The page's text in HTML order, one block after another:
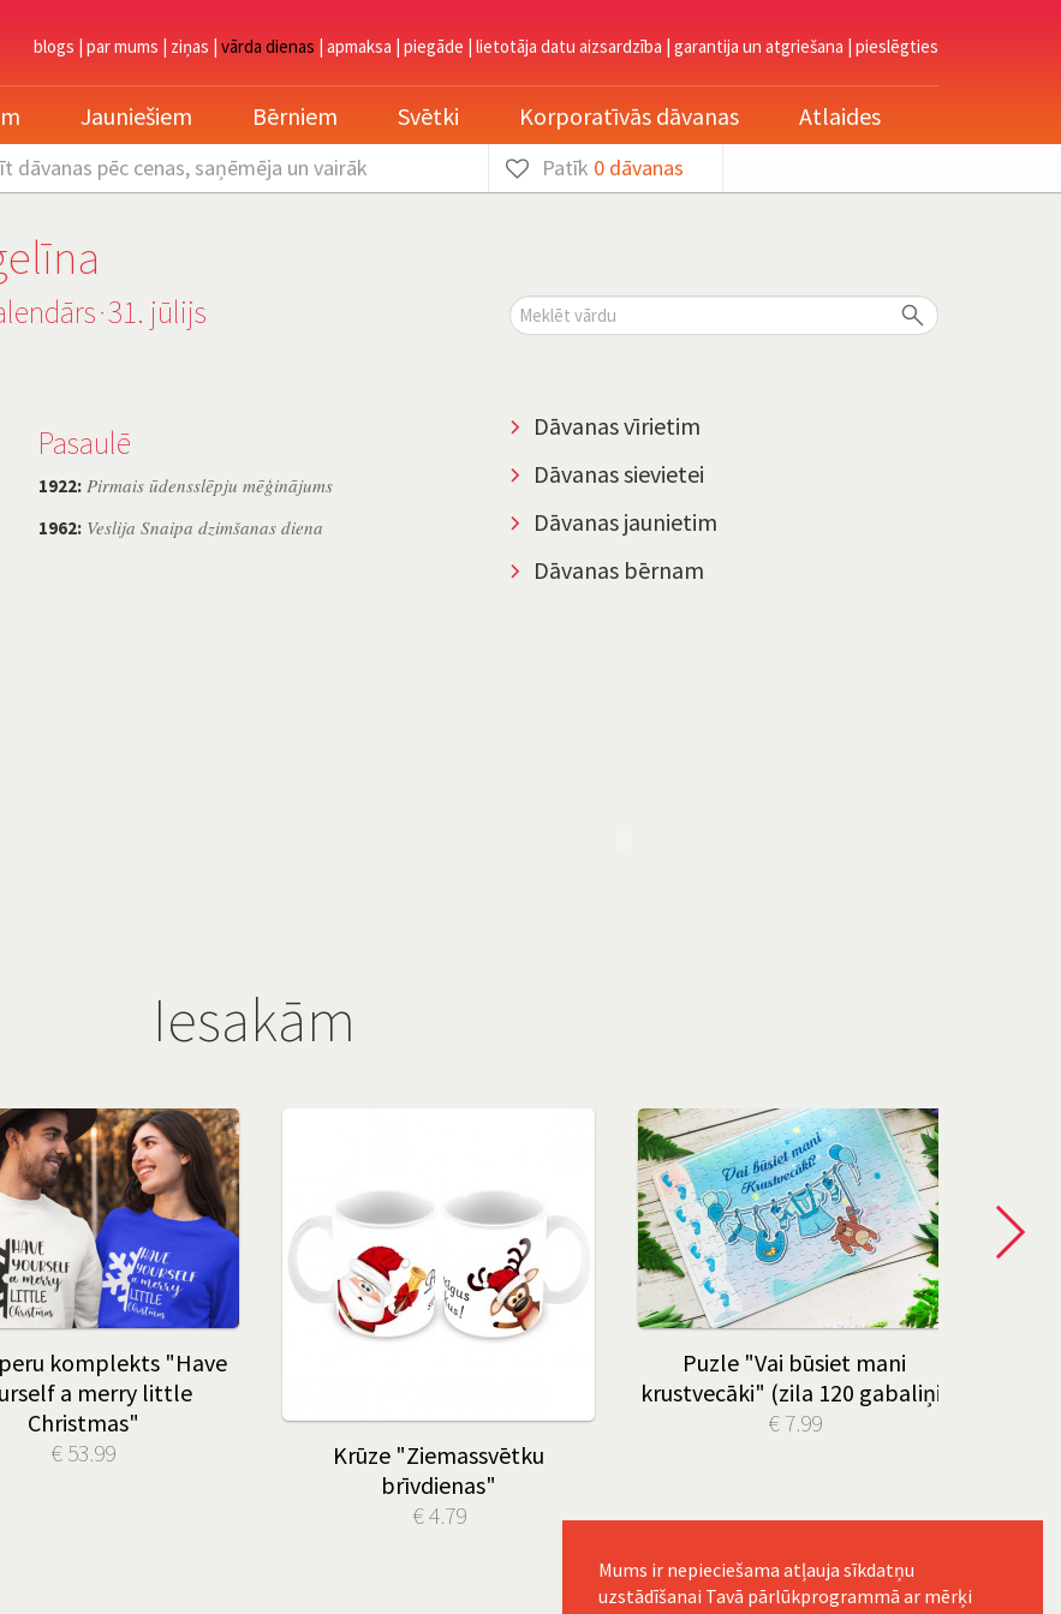
blogs | par mums | ziņas | vārda dienas | apmaksa | piegāde | lietotāja datu aizsardzība | garantija un atgriešana | pieslēgties
Jauniešiem Bērniem Svētki Korporatīvās dāvanas Atlaides
dāvanas pēc cenas, saņēmēja un vairāk Patīk 0dāvanas
˙ 31. jūlijs
Pasaulē
1922: Pirmais ūdensslēpju mēģinājums
1962: Veslija Snaipa dzimšanas diena
Dāvanas vīrietim
Dāvanas sievietei
Dāvanas jaunietim
Dāvanas bērnam
Iesakām
komplekts "Have
a merry little
Christmas"
€ 53.99
Krūze "Ziemassvētku
brīvdienas"
€ 4.79
Puzle "Vai būsiet mani
krustvecāki" (zila 120 gabaliņi)
€ 7.99
Mums ir nepieciešama atļauja sīkdatņu
uzstādīšanai Tavā pārlūkprogrammā ar mērķi